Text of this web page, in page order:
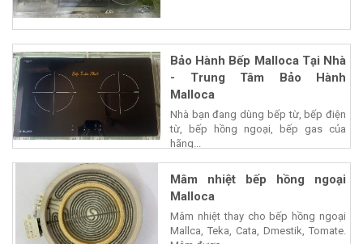
Bảo Hành Bếp Malloca Tại Nhà
- Trung Tâm Bảo Hành
Malloca
Nhà bạn đang dùng bếp từ, bếp điện
từ, bếp hồng ngoại, bếp gas của
hãng...
Mâm nhiệt bếp hồng ngoại
Malloca
Mâm nhiệt thay cho bếp hồng ngoại
Mallca, Teka, Cata, Dmestik, Tomate.